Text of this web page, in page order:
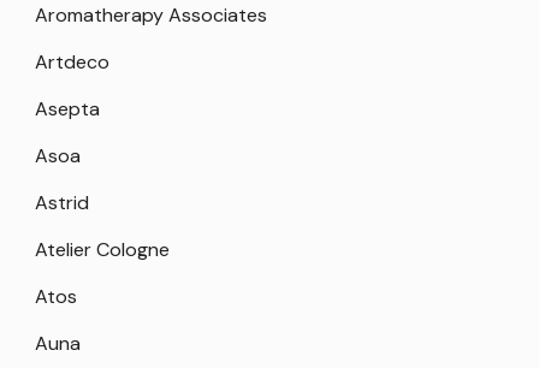
Aromatherapy Associates
Artdeco
Asepta
Asoa
Astrid
Atelier Cologne
Atos
Auna